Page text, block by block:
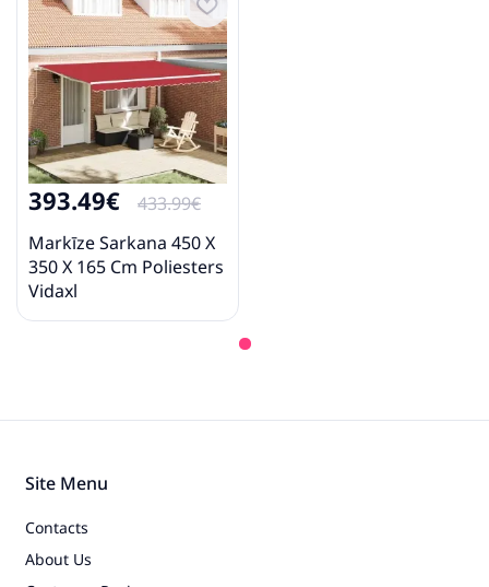
393.49€
433.99€
Markīze Sarkana 450 X
350 X 165 Cm Poliesters
Vidaxl
Site Menu
Contacts
About Us